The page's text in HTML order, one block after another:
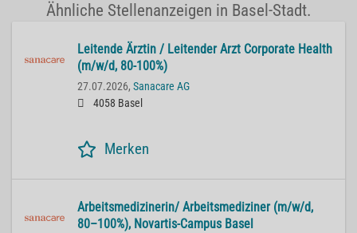
Ähnliche Stellenanzeigen in Basel-Stadt.
Lei­ten­de Ärz­tin / Lei­ten­der Arzt Cor­po­ra­te He­alth
(m/w/d, 80-100%)
27.07.2026, Sanacare AG
4058 Basel
Merken
Ar­beits­me­di­zi­ne­rin/ Ar­beits­me­di­zi­ner (m/w/d,
80–100%), No­var­tis-Cam­pus Basel